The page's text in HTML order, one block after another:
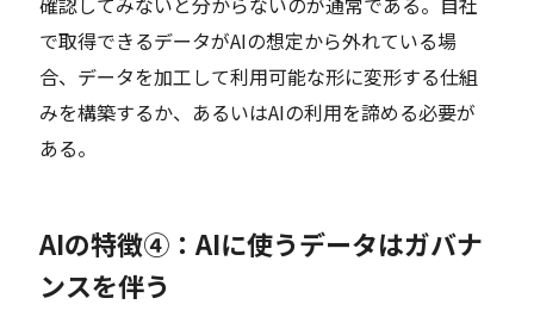
で取得できるデータがAIの想定から外れている場
合、データを加工して利用可能な形に変形する仕組
みを構築するか、あるいはAIの利用を諦める必要が
ある。
AIの特徴④：AIに使うデータはガバナ
ンスを伴う